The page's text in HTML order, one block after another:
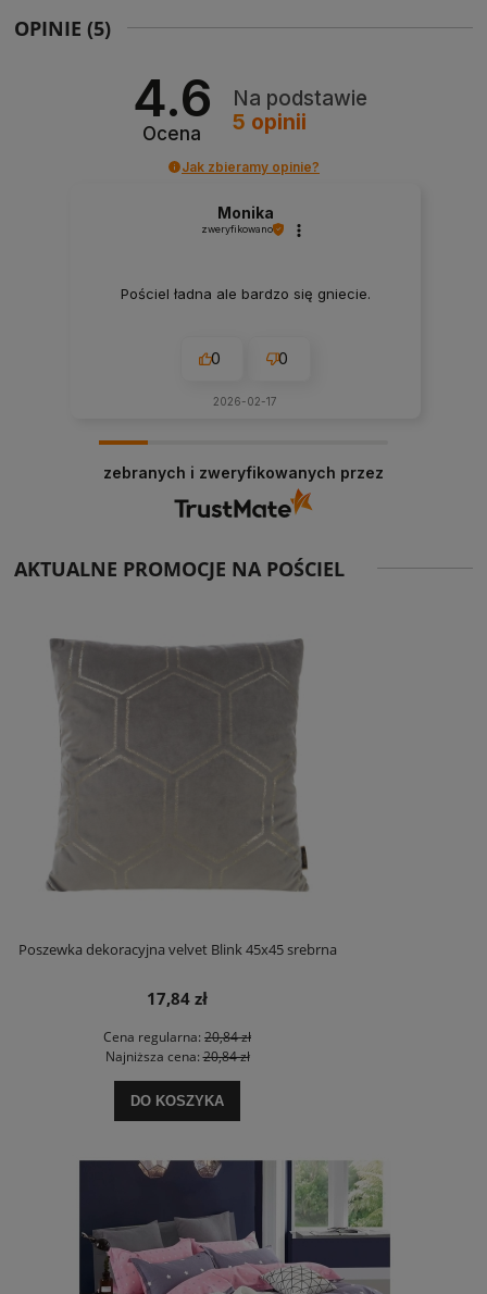
OPINIE (5)
4.6
Ocena
Na podstawie
5 opinii
Jak zbieramy opinie?
Monika
zweryfikowano
Pościel ładna ale bardzo się gniecie.
0 0
2026-02-17
zebranych i zweryfikowanych przez
AKTUALNE PROMOCJE NA POŚCIEL
Poszewka dekoracyjna velvet Blink 45x45 srebrna
17,84 zł
Cena regularna: 20,84 zł
Najniższa cena:20,84 zł
DO KOSZYKA